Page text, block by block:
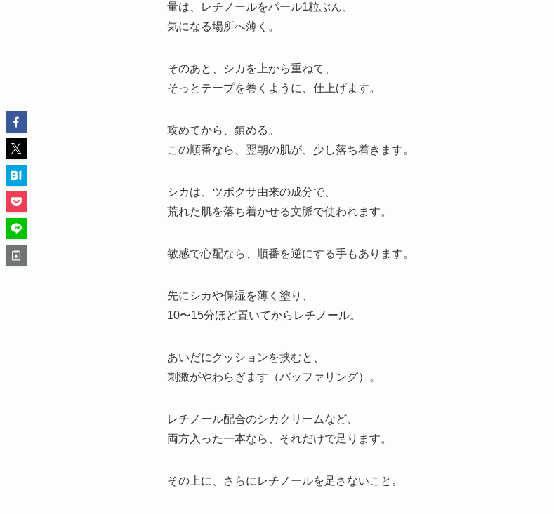
量は、レチノールをパール1粒ぶん、
気になる場所へ薄く。
そのあと、シカを上から重ねて、
そっとテープを巻くように、仕上げます。
攻めてから、鎮める。
この順番なら、翌朝の肌が、少し落ち着きます。
シカは、ツボクサ由来の成分で、
荒れた肌を落ち着かせる文脈で使われます。
敏感で心配なら、順番を逆にする手もあります。
先にシカや保湿を薄く塗り、
10〜15分ほど置いてからレチノール。
あいだにクッションを挟むと、
刺激がやわらぎます（バッファリング）。
レチノール配合のシカクリームなど、
両方入った一本なら、それだけで足ります。
その上に、さらにレチノールを足さないこと。